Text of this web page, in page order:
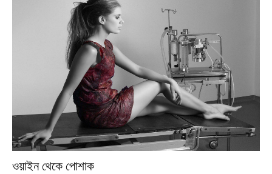
ওয়াইন থেকে পোশাক